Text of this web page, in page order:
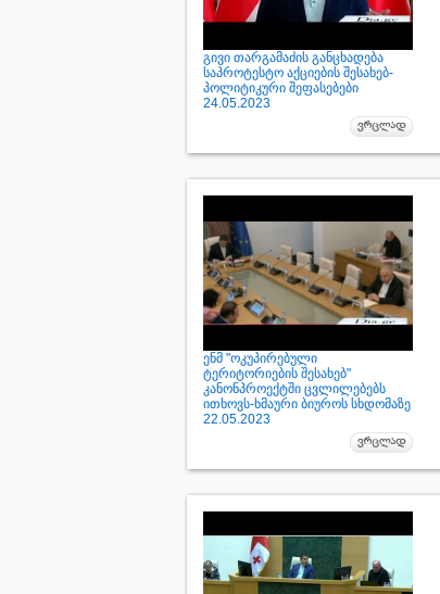
გივი თარგამაძის განცხადება
საპროტესტო აქციების შესახებ-
პოლიტიკური შეფასებები
24.05.2023
ენმ "ოკუპირებული
ტერიტორიების შესახებ"
კანონპროექტში ცვლილებებს
ითხოვს-ხმაური ბიუროს სხდომაზე
22.05.2023